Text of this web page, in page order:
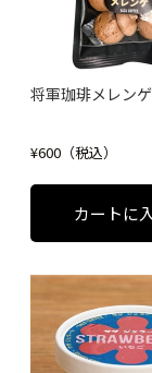
将軍珈琲メレンゲ
¥600（税込）